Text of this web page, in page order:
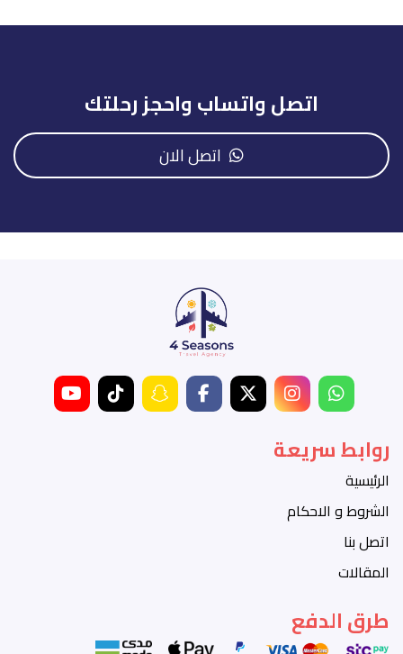
اتصل واتساب واحجز رحلتك
اتصل الان
روابط سريعة
الرئيسية
الشروط و الاحكام
اتصل بنا
المقالات
طرق الدفع